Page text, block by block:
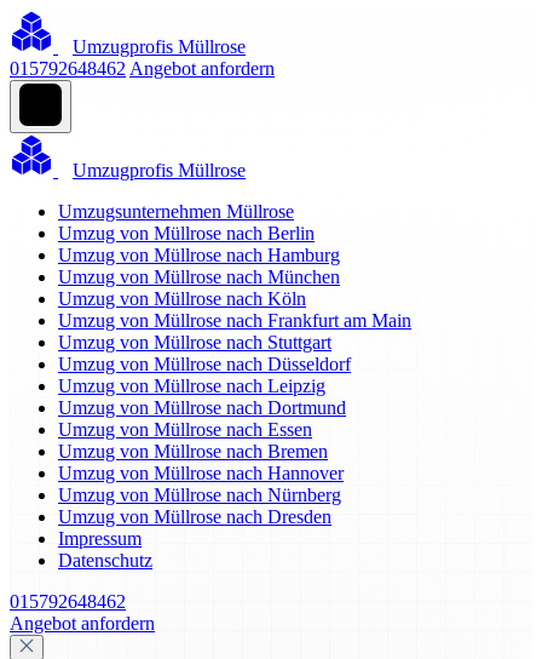
Umzugprofis Müllrose
015792648462 Angebot anfordern
Umzugprofis Müllrose
Umzugsunternehmen Müllrose
Umzug von Müllrose nach Berlin
Umzug von Müllrose nach Hamburg
Umzug von Müllrose nach München
Umzug von Müllrose nach Köln
Umzug von Müllrose nach Frankfurt am Main
Umzug von Müllrose nach Stuttgart
Umzug von Müllrose nach Düsseldorf
Umzug von Müllrose nach Leipzig
Umzug von Müllrose nach Dortmund
Umzug von Müllrose nach Essen
Umzug von Müllrose nach Bremen
Umzug von Müllrose nach Hannover
Umzug von Müllrose nach Nürnberg
Umzug von Müllrose nach Dresden
Impressum
Datenschutz
015792648462
Angebot anfordern